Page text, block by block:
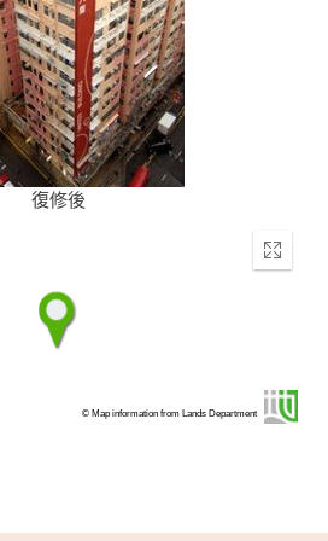
復修後
Enter
© Map information from Lands Department